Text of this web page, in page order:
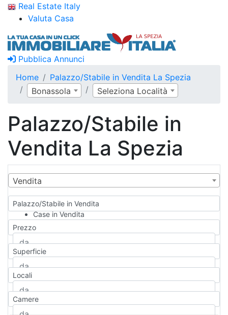
Real Estate Italy
Valuta Casa
Pubblica Annunci
Home
Palazzo/Stabile in Vendita La Spezia
Bonassola
Seleziona Località
Palazzo/Stabile in
Vendita La Spezia
Vendita
Palazzo/Stabile in Vendita
Case in Vendita
Qualsiasi
Appartamento
Casa indipendente
Casa Semi-indipendente
Attico/Mansarda
Rustico/Casale
Prezzo
Superficie
Locali
Camere